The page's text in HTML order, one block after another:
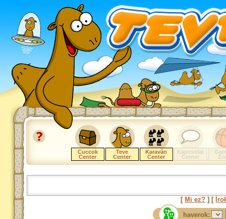
Cuccok
Center
Teve
Center
Karaván
Center
Kapcsolat
Center
[ Mi ez? ] [
haverok: